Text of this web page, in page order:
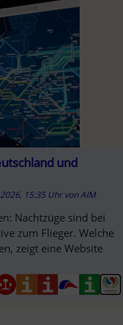
und
2026, 15:35 Uhr vonAIM
Nachtzüge sind bei
zum Flieger. Welche
zeigt eine Website